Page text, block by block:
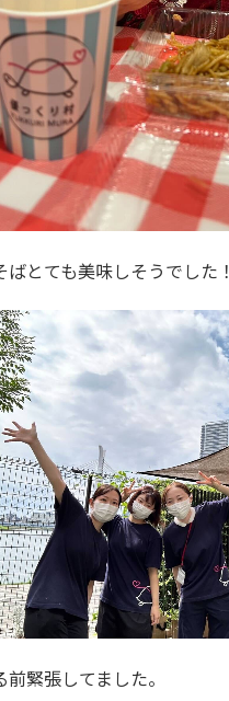
ばとても美味しそうでした！
前緊張してました。